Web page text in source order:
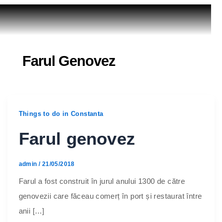
Farul Genovez
Things to do in Constanta
Farul genovez
admin / 21/05/2018
Farul a fost construit în jurul anului 1300 de către
genovezii care făceau comerț în port și restaurat între
anii […]